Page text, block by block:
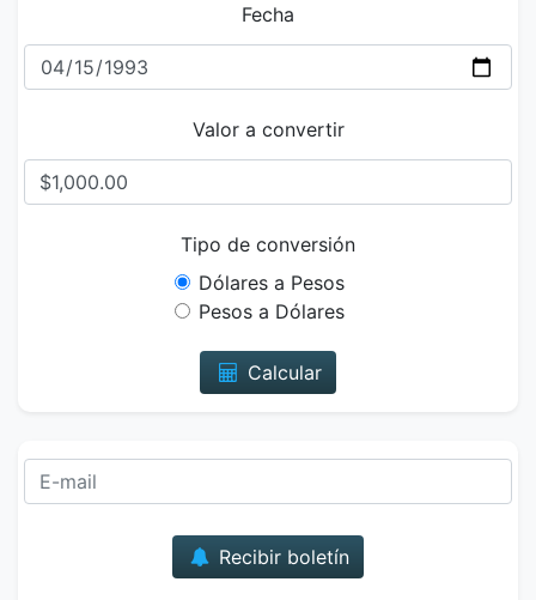
Fecha
Valor a convertir
Tipo de conversión
Dólares a Pesos
Pesos a Dólares
Calcular
Recibir boletín